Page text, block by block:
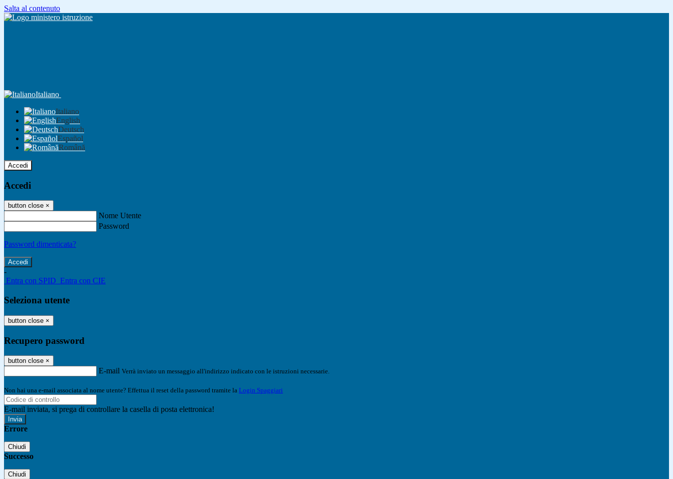
Salta al contenuto
Italiano
Italiano
English
Deutsch
Español
Română
Accedi
Accedi
button close ×
Nome Utente
Password
Password dimenticata?
-
Entra con SPID Entra con CIE
Seleziona utente
button close ×
Recupero password
button close ×
E-mail Verrà inviato un messaggio all'indirizzo indicato con le istruzioni necessarie.
Non hai una e-mail associata al nome utente? Effettua il reset della password tramite la Login Spaggiari
E-mail inviata, si prega di controllare la casella di posta elettronica!
Errore
Chiudi
Successo
Chiudi